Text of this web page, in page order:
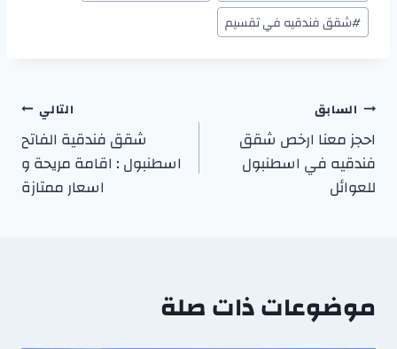
#شقق فندقيه في تقسيم
السابق
احجز معنا ارخص شقق
فندقيه في اسطنبول
للعوائل
التالي
شقق فندقية الفاتح
اسطنبول : اقامة مريحة و
اسعار ممتازة
موضوعات ذات صلة